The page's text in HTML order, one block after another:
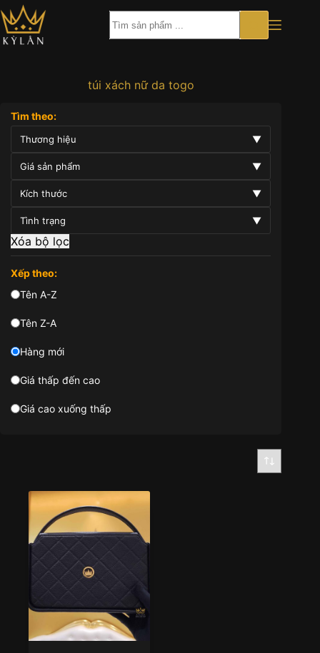
Chuyển
đến
phần
nội
túi xách nữ da togo
Tìm theo:
Thương hiệu ▼
Giá sản phẩm ▼
Kích thước ▼
Tình trạng ▼
Xóa bộ lọc
Xếp theo:
Tên A-Z
Tên Z-A
Hàng mới
Giá thấp đến cao
Giá cao xuống thấp